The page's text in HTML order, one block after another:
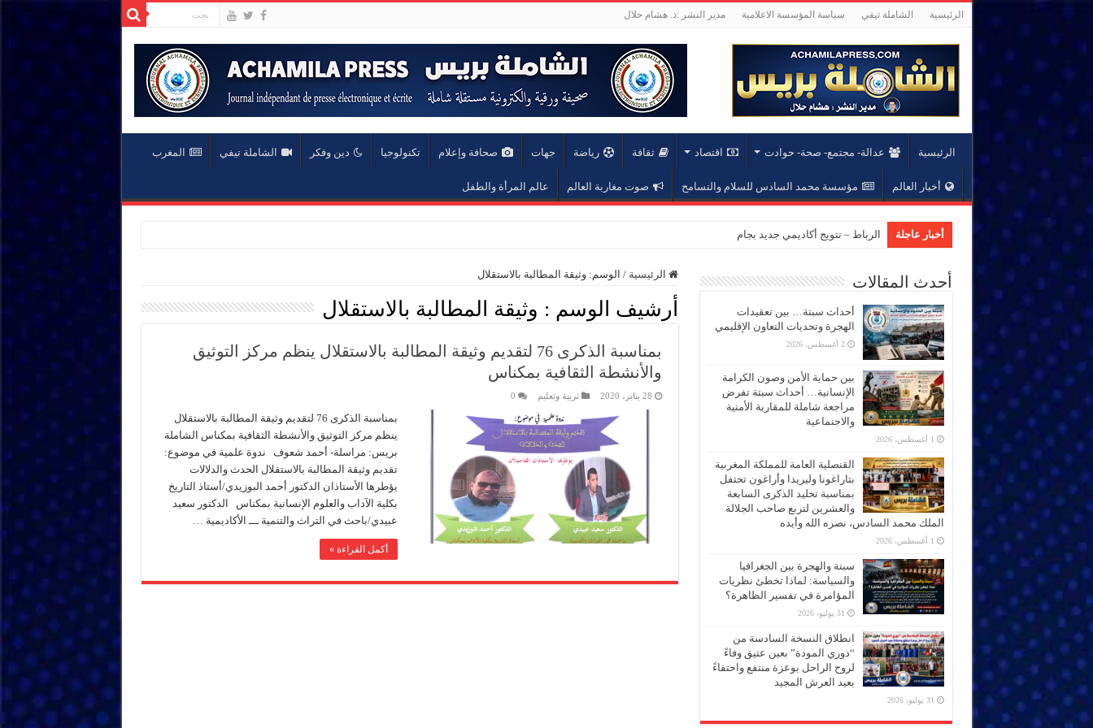
الرئيسية الشاملة تيفي سياسة المؤسسة الاعلامية مدير النشر :ذ. هشام حلال
الرئيسية عدالة- مجتمع- صحة- حوادت اقتصاد ثقافة رياضة جهات صحافة وإعلام تكنولوجيا دين وفكر الشاملة تيفي المغرب
أخبار العالم مؤسسة محمد السادس للسلام والتسامح صوت مغاربة العالم عالم المرأة والطفل
أخبار عاجلة الرباط – تتويج أكاديمي جديد بجامعة محمد الخامس
الرئيسية / الوسم:وثيقة المطالبة بالاستقلال
أرشيف الوسم : وثيقة المطالبة بالاستقلال
بمناسبة الذكرى 76 لتقديم وثيقة المطالبة بالاستقلال ينظم مركز التوثيق
والأنشطة الثقافية بمكناس
28 يناير، 2020 تربية وتعليم 0
بمناسبة الذكرى 76 لتقديم وثيقة المطالبة بالاستقلال
ينظم مركز التوثيق والأنشطة الثقافية بمكناس الشاملة
بريس: مراسلة- أحمد شعوف ندوة علمية في موضوع:
تقديم وثيقة المطالبة بالاستقلال الحدث والدلالات
يؤطرها الأستاذان الدكتور أحمد البوزيدي/أستاذ التاريخ
بكلية الآداب والعلوم الإنسانية بمكناس الدكتور سعيد
عبيدي/باحث في التراث والتنمية ـــ الأكاديمية …
أكمل القراءة »
أحدث المقالات
أحداث سبتة… بين تعقيدات
الهجرة وتحديات التعاون الإقليمي
2 أغسطس، 2026
بين حماية الأمن وصون الكرامة
الإنسانية… أحداث سبتة تفرض
مراجعة شاملة للمقاربة الأمنية
والاجتماعية
1 أغسطس، 2026
القنصلية العامة للمملكة المغربية
بتاراغونا وليريدا وأراغون تحتفل
بمناسبة تخليد الذكرى السابعة
والعشرين لتربع صاحب الجلالة
الملك محمد السادس، نصره الله وأيده
1 أغسطس، 2026
سبتة والهجرة بين الجغرافيا
والسياسة: لماذا تخطئ نظريات
المؤامرة في تفسير الظاهرة؟
31 يوليو، 2026
انطلاق النسخة السادسة من
“دوري المودة” بعين عتيق وفاءً
لروح الراحل بوعزة منتفع واحتفاءً
بعيد العرش المجيد
31 يوليو، 2026